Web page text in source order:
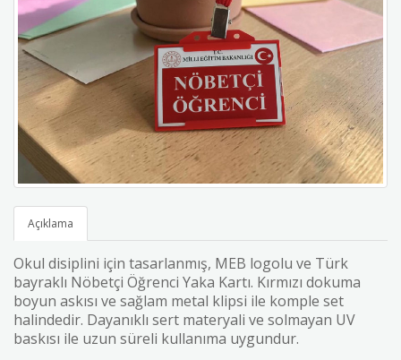
Açıklama
Okul disiplini için tasarlanmış, MEB logolu ve Türk
bayraklı Nöbetçi Öğrenci Yaka Kartı. Kırmızı dokuma
boyun askısı ve sağlam metal klipsi ile komple set
halindedir. Dayanıklı sert materyali ve solmayan UV
baskısı ile uzun süreli kullanıma uygundur.